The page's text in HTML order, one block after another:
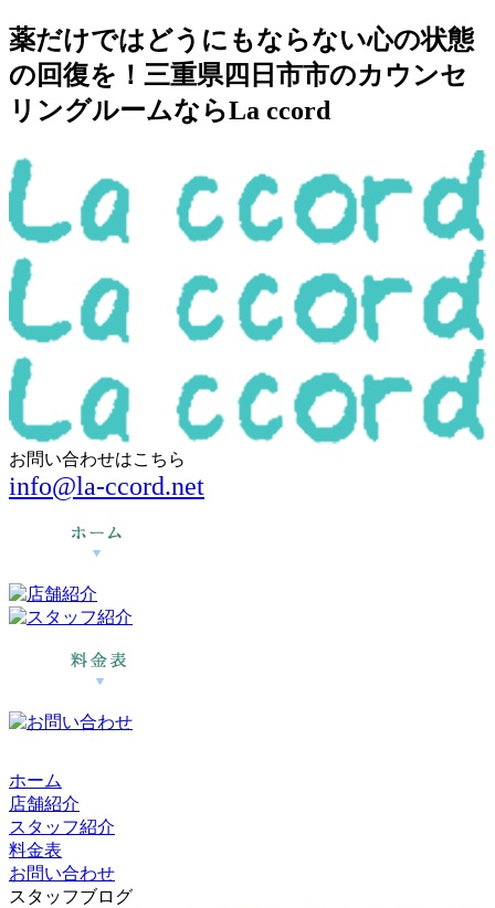
薬だけではどうにもならない心の状態
の回復を！三重県四日市市のカウンセ
リングルームならLa ccord
お問い合わせはこちら
info@la-ccord.net
ホーム
店舗紹介
スタッフ紹介
料金表
お問い合わせ
スタッフブログ